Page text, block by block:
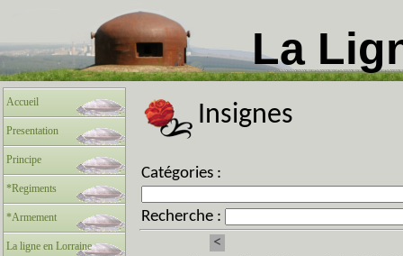
La
Accueil
Presentation
Principe
*Regiments
*Armement
La ligne en Lorraine
Insignes
Catégories :
Recherche :
<